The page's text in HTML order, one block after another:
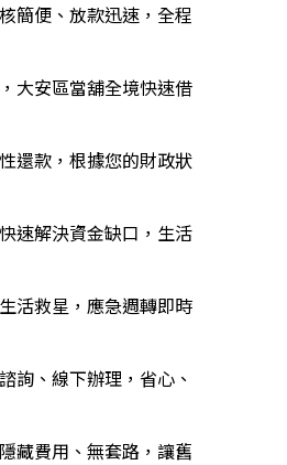
簡便、放款迅速，全程
大安區當舖全境快速借
還款，根據您的財政狀
速解決資金缺口，生活
活救星，應急週轉即時
詢、線下辦理，省心、
藏費用、無套路，讓舊